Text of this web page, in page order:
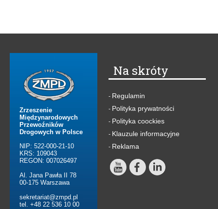
Zrzeszenie
Międzynarodowych
Przewoźników
Drogowych w Polsce
NIP: 522-000-21-10
KRS: 109043
REGON: 007026497
Al. Jana Pawła II 78
00-175 Warszawa
sekretariat@zmpd.pl
tel. +48 22 536 10 00
Na skróty
- Regulamin
- Polityka prywatności
- Polityka coockies
- Klauzule informacyjne
- Reklama